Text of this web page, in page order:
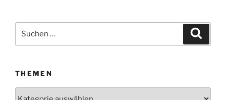
THEMEN